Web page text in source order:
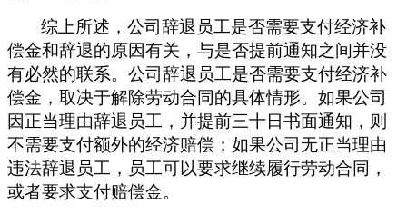
综上所述，公司辞退员工是否需要支付经济补
偿金和辞退的原因有关 ， 与是否提前通知之间并没
有必然的联系。 公司辞退员工是否需要支付经济补
偿金，取决于解除劳动合同的具体情形。如果公司
因正当理由辞退员工，并提前三十日书面通知，则
不需要支付额外的经济赔偿；如果公司无正当理由
违法辞退员工，员工可以要求继续履行劳动合同，
或者要求支付赔偿金。